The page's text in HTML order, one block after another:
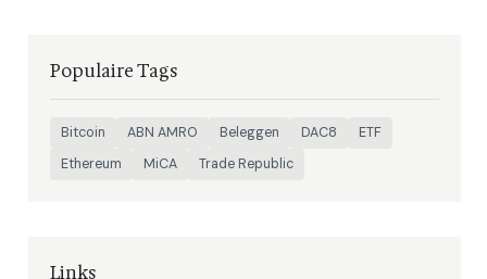
Populaire Tags
Bitcoin ABN AMRO Beleggen DAC8
ETF
Ethereum
MiCA Trade Republic
Links